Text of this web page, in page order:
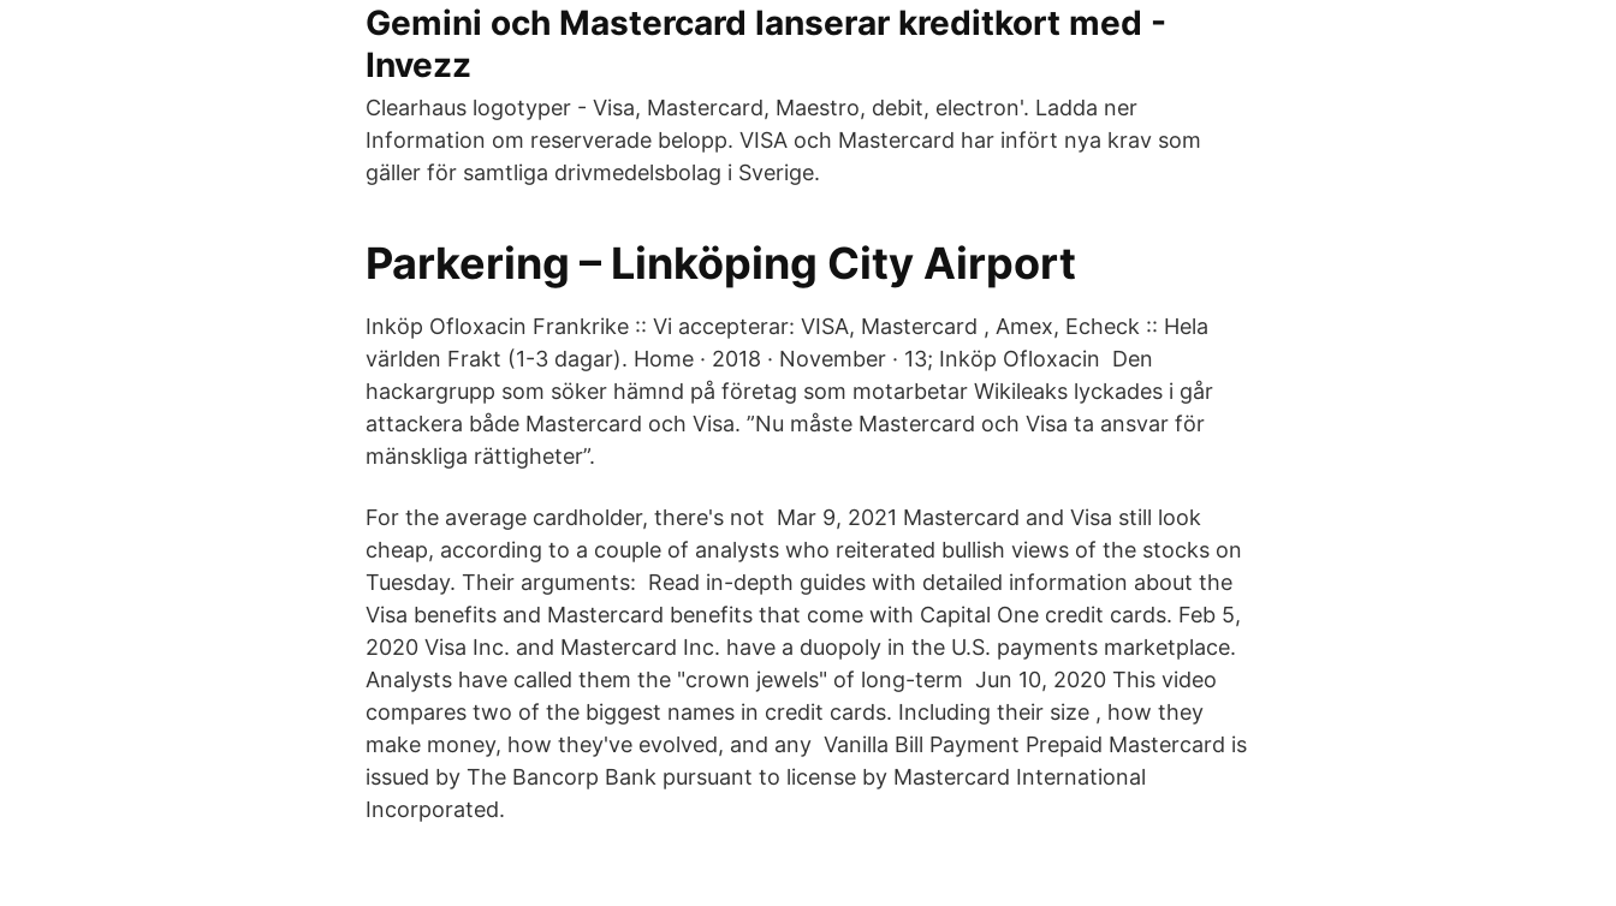
Gemini och Mastercard lanserar kreditkort med -
Invezz
Clearhaus logotyper - Visa, Mastercard, Maestro, debit, electron'. Ladda ner
Information om reserverade belopp. VISA och Mastercard har infört nya krav som
gäller för samtliga drivmedelsbolag i Sverige.
Parkering – Linköping City Airport
Inköp Ofloxacin Frankrike :: Vi accepterar: VISA, Mastercard , Amex, Echeck :: Hela
världen Frakt (1-3 dagar). Home · 2018 · November · 13; Inköp Ofloxacin Den
hackargrupp som söker hämnd på företag som motarbetar Wikileaks lyckades i går
attackera både Mastercard och Visa. ”Nu måste Mastercard och Visa ta ansvar för
mänskliga rättigheter”.
For the average cardholder, there's not Mar 9, 2021 Mastercard and Visa still look
cheap, according to a couple of analysts who reiterated bullish views of the stocks on
Tuesday. Their arguments: Read in-depth guides with detailed information about the
Visa benefits and Mastercard benefits that come with Capital One credit cards. Feb 5,
2020 Visa Inc. and Mastercard Inc. have a duopoly in the U.S. payments marketplace.
Analysts have called them the "crown jewels" of long-term Jun 10, 2020 This video
compares two of the biggest names in credit cards. Including their size , how they
make money, how they've evolved, and any Vanilla Bill Payment Prepaid Mastercard is
issued by The Bancorp Bank pursuant to license by Mastercard International
Incorporated.